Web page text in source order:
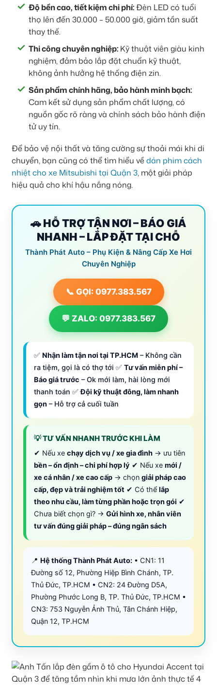
Độ bền cao, tiết kiệm chi phí:Đèn LED có tuổi
thọ lên đến 30.000 – 50.000 giờ, giảm tần suất
thay thế.
Thi công chuyên nghiệp: Kỹ thuật viên giàu kinh
nghiệm, đảm bảo lắp đặt chuẩn kỹ thuật,
không ảnh hưởng hệ thống điện zin.
Sản phẩm chính hãng, bảo hành minh bạch:
Cam kết sử dụng sản phẩm chất lượng, có
nguồn gốc rõ ràng và chính sách bảo hành điện
tử uy tín.
Để bảo vệ nội thất và tăng cường sự thoải mái khi di
chuyển, bạn cũng có thể tìm hiểu về dán phim cách
nhiệt cho xe Mitsubishi tại Quận 3, một giải pháp
hiệu quả cho khí hậu nắng nóng.
🚗 HỖ TRỢ TẬN NƠI – BÁO GIÁ
NHANH – LẮP ĐẶT TẠI CHỖ
Thành Phát Auto – Phụ Kiện & Nâng Cấp Xe Hơi
Chuyên Nghiệp
📞 GỌI: 0977.383.567
💬 ZALO: 0977.383.567
✅ Nhận làm tận nơi tại TP.HCM – Không cần
ra tiệm, gọi là có thợ tới ✅ Tư vấn miễn phí –
Báo giá trước – Ok mới làm, hài lòng mới
thanh toán ✅Đội kỹ thuật đông, làm nhanh
gọn – Hỗ trợ cả cuối tuần
💡 TƯ VẤN NHANH TRƯỚC KHI LÀM
✔ Nếu xe chạy dịch vụ / xe gia đình → ưu tiên
bền – ổn định – chi phí hợp lý ✔ Nếu xe mới /
xe cá nhân / xe cao cấp → chọn giải pháp cao
cấp, đẹp và trải nghiệm tốt ✔ Có thể lắp
theo nhu cầu, làm từng phần hoặc trọn gói ✔
Chưa biết chọn gì? → Gửi hình xe, nhân viên
tư vấn đúng giải pháp – đúng ngân sách
📍 Hệ thống Thành Phát Auto: • CN1: 11
Đường số 12, Phường Hiệp Bình Chánh, TP.
Thủ Đức, TP.HCM • CN2: 24 Đường D5A,
Phường Phước Long B, TP. Thủ Đức, TP.HCM •
CN3: 753 Nguyễn Ảnh Thủ, Tân Chánh Hiệp,
Quận 12, TP.HCM